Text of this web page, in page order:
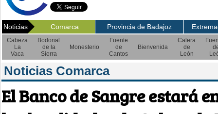
Noticias Comarca Provincia de Badajoz
Cabeza
La
Vaca
Bodonal
de la
Sierra
Monesterio
Fuente
de
Cantos
Bienvenida
Calera
de
León
Noticias Comarca
El Banco de Sangre estará